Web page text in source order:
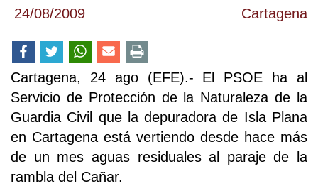
24/08/2009 Cartagena
Cartagena, 24 ago (EFE).- El PSOE ha al
Servicio de Protección de la Naturaleza de la
Guardia Civil que la depuradora de Isla Plana
en Cartagena está vertiendo desde hace más
de un mes aguas residuales al paraje de la
rambla del Cañar.